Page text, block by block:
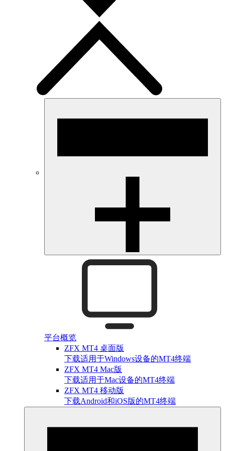
平台概览
ZFX MT4 桌面版
下载适用于Windows设备的MT4终端
ZFX MT4 Mac版
下载适用于Mac设备的MT4终端
ZFX MT4 移动版
下载Android和iOS版的MT4终端